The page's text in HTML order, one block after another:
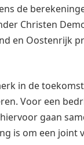
de
Christen
en Oostenrijk
in de
Voor een
gaan
is om een joint